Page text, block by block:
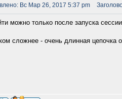
Вс Мар 26, 2017 5:37 pm
можно только после запуска
сложнее - очень длинная цепочка